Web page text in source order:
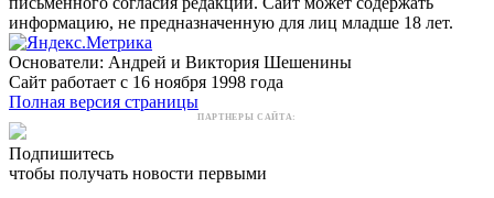
информацию, не предназначенную для лиц младше 18 лет.
Основатели: Андрей и Виктория Шешенины
Сайт работает с 16 ноября 1998 года
Полная версия страницы
ПАРТНЕРЫ САЙТА:
Подпишитесь
чтобы получать новости первыми